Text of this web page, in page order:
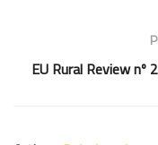
EU Rural Review nº